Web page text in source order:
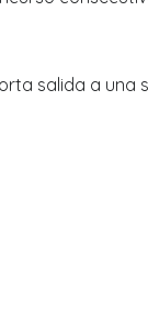
salida a una